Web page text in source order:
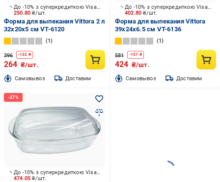
250.80₴/шт.
До -10% з суперкредиткою Visa Вигода
Форма для выпекания Vittora 2 л
32х20х5 см VT-6120
1
396 -132 ₴
264 ₴/шт.
Cамовывоз Доставим
402.80₴/шт.
До -10% з суперкредиткою Visa Вигода
Форма для выпекания Vittora
39х24х6.5 см VT-6136
1
581 -157 ₴
424 ₴/шт.
Cамовывоз Доставим
474.05₴/шт.
До -10% з суперкредиткою Visa Вигода